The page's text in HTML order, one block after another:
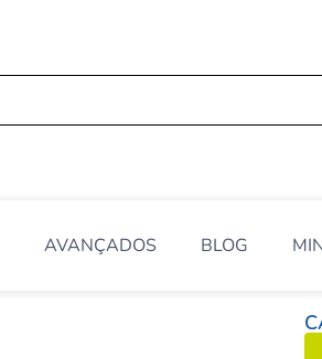
AVANÇADOS BLOG